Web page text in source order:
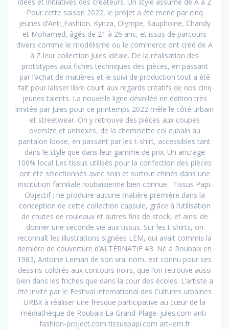
Pour cette saison 2022, le projet a été mené par cinq
jeunes d’Anti_Fashion. Kynza, Olympe, Sauphoine, Chandy
et Mohamed, âgés de 21 à 26 ans, et issus de parcours
divers comme le modélisme ou le commerce ont créé de A
à Z leur collection Jules idéale. De la réalisation des
prototypes aux fiches techniques des pièces, en passant
par l’achat de matières et le suivi de production tout a été
fait pour laisser libre court aux regards créatifs de nos cinq
jeunes talents. La nouvelle ligne dévoilée en édition très
limitée par Jules pour ce printemps 2022 mêle le côté urbain
et streetwear. On y retrouve des pièces aux coupes
oversize et unisexes, de la chemisette col cubain au
pantalon loose, en passant par les t-shirt, accessibles tant
dans le style que dans leur gamme de prix. Un ancrage
100% local Les tissus utilisés pour la confection des pièces
ont été sélectionnés avec soin et surtout chinés dans une
institution familiale roubaisienne bien connue : Tissus Papi.
Objectif : ne produire aucune matière première dans la
conception de cette collection capsule, grâce à l’utilisation
de chutes de rouleaux et autres fins de stock, et ainsi de
donner une seconde vie aux tissus. Sur les t-shirts, on
reconnaît les illustrations signées LEM, qui avait commis la
dernière de couverture d’ALTERNATIF #3. Né à Roubaix en
1983, Antoine Leman de son vrai nom, est connu pour ses
dessins colorés aux contours noirs, que l’on retrouve aussi
bien dans les friches que dans la cour des écoles. L’artiste a
été invité par le Festival international des Cultures urbaines
URBX à réaliser une fresque participative au cœur de la
médiathèque de Roubaix La Grand-Plage. jules.com anti-
fashion-project.com tissuspapi.com art-lem.fr